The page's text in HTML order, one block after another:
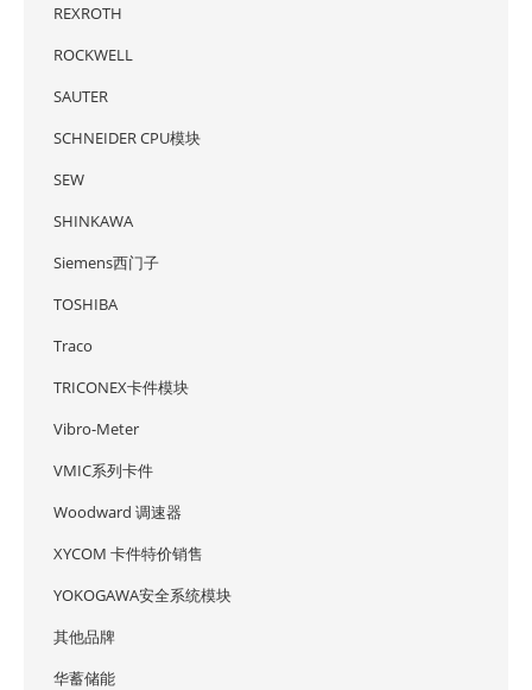
REXROTH
ROCKWELL
SAUTER
SCHNEIDER CPU模块
SEW
SHINKAWA
Siemens西门子
TOSHIBA
Traco
TRICONEX卡件模块
Vibro-Meter
VMIC系列卡件
Woodward 调速器
XYCOM 卡件特价销售
YOKOGAWA安全系统模块
其他品牌
华蓄储能